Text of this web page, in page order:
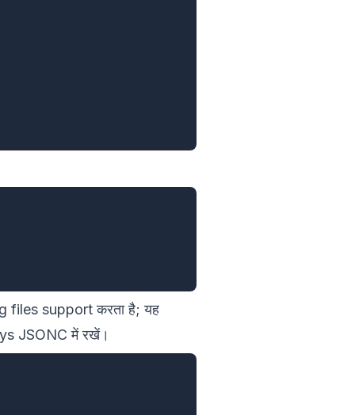
files support करता है; यह
JSONC में रखें।